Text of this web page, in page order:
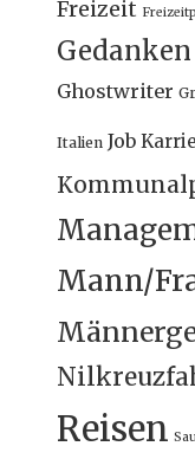
Freizeit
Gedanken
Ghostwriter
Italien Job
Mann/
Reisen